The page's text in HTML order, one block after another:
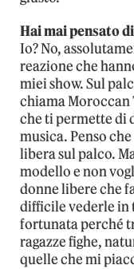
Hai mai pensato
Io? No,
reazione che
miei show. Sul
chiama Moroccan
che ti permette di
musica. Penso
libera sul palco.
modello e non
donne libere che
difficile vederle in
fortunata perché
ragazze fighe,
quelle che mi